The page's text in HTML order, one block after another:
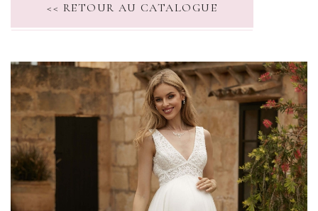
<< RETOUR AU CATALOGUE